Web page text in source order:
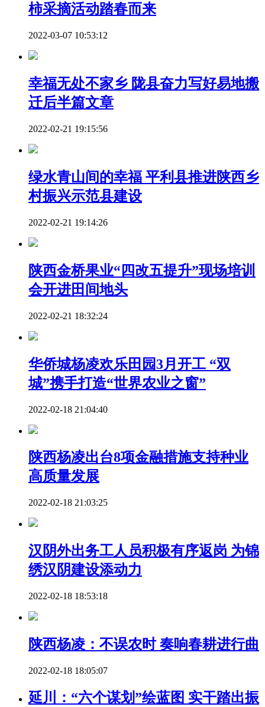
柿采摘活动踏春而来
2022-03-07 10:53:12
幸福无处不家乡 陇县奋力写好易地搬
迁后半篇文章
2022-02-21 19:15:56
绿水青山间的幸福 平利县推进陕西乡
村振兴示范县建设
2022-02-21 19:14:26
陕西金桥果业“四改五提升”现场培训
会开进田间地头
2022-02-21 18:32:24
华侨城杨凌欢乐田园3月开工 “双
城”携手打造“世界农业之窗”
2022-02-18 21:04:40
陕西杨凌出台8项金融措施支持种业
高质量发展
2022-02-18 21:03:25
汉阴外出务工人员积极有序返岗 为锦
绣汉阴建设添动力
2022-02-18 18:53:18
陕西杨凌：不误农时 奏响春耕进行曲
2022-02-18 18:05:07
延川：“六个谋划”绘蓝图 实干踏出振